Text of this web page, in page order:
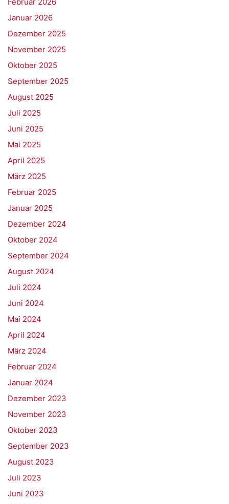
Januar 2026
Dezember 2025
November 2025
Oktober 2025
September 2025
August 2025
Juli 2025
Juni 2025
Mai 2025
April 2025
März 2025
Februar 2025
Januar 2025
Dezember 2024
Oktober 2024
September 2024
August 2024
Juli 2024
Juni 2024
Mai 2024
April 2024
März 2024
Februar 2024
Januar 2024
Dezember 2023
November 2023
Oktober 2023
September 2023
August 2023
Juli 2023
Juni 2023